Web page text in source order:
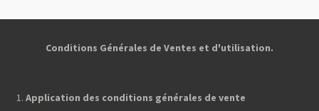
e
e
e
e
Conditions Générales de Ventes et d'utilisation.
Application des conditions générales de vente